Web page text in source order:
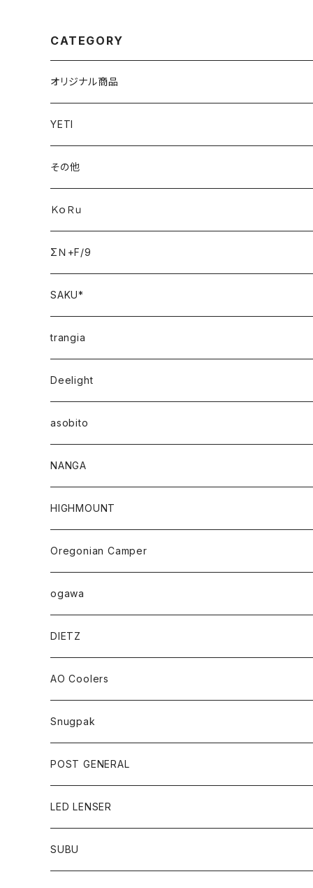
CATEGORY
オリジナル商品
YETI
その他
ＫｏＲｕ
ΣＮ+F/9
SAKU*
trangia
Deelight
asobito
NANGA
HIGHMOUNT
Oregonian Camper
ogawa
DIETZ
AO Coolers
Snugpak
POST GENERAL
LED LENSER
SUBU